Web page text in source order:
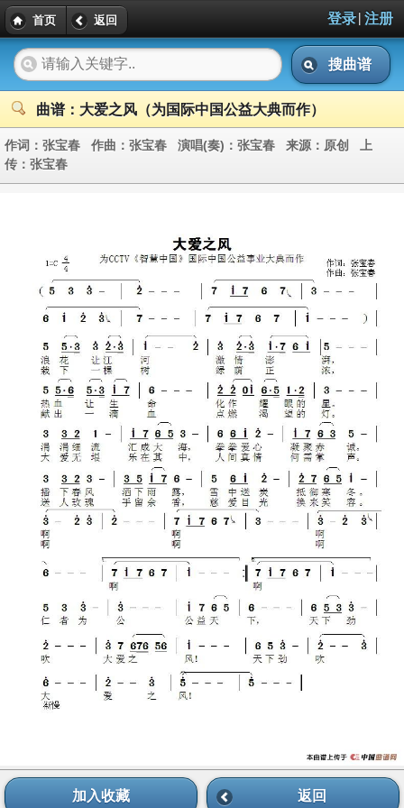
首页 返回 登录| 注册
搜曲谱
曲谱：大爱之风（为国际中国公益大典而作）
作词： 张宝春 作曲： 张宝春 演唱(奏)： 张宝春 来源： 原创 上
传： 张宝春
加入收藏 返回